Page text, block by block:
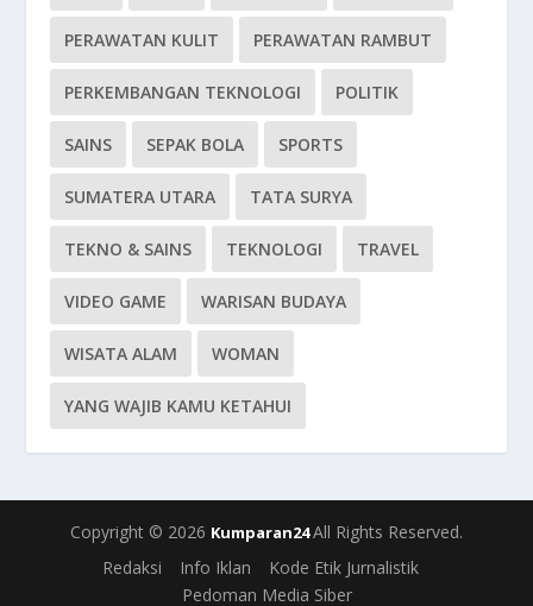
PERAWATAN KULIT PERAWATAN RAMBUT
PERKEMBANGAN TEKNOLOGI POLITIK
SAINS SEPAK BOLA SPORTS
SUMATERA UTARA TATA SURYA
TEKNO & SAINS TEKNOLOGI TRAVEL
VIDEO GAME WARISAN BUDAYA
WISATA ALAM WOMAN
YANG WAJIB KAMU KETAHUI
Copyright © 2026 Kumparan24All Rights Reserved.
Redaksi
Info Iklan
Kode Etik Jurnalistik
Pedoman Media Siber